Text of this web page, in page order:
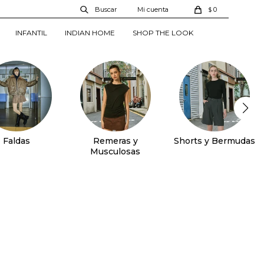
INFANTIL INDIAN HOME SHOP THE LOOK
$ 0
Faldas
Remeras y
Musculosas
Shorts y Bermudas